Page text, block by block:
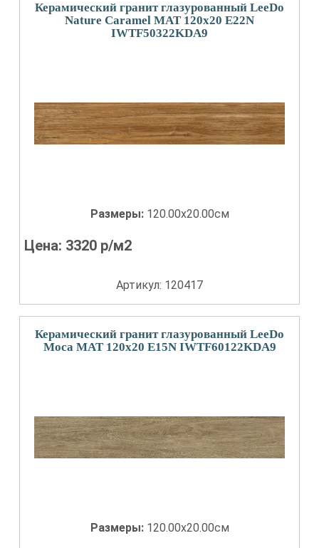
Керамический гранит глазурованный LeeDo
Nature Caramel MAT 120x20 E22N
IWTF50322KDA9
Размеры: 120.00x20.00см
Цена: 3320 р/м2
Артикул: 120417
Керамический гранит глазурованный LeeDo
Moca MAT 120x20 E15N IWTF60122KDA9
Размеры: 120.00x20.00см